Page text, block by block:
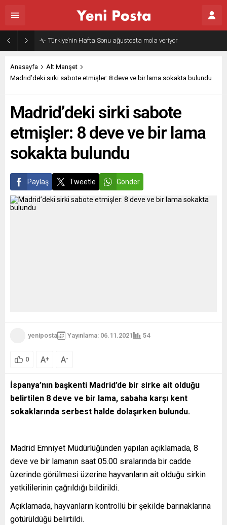
Türkiye’nin Hafta Sonu ağustosta mola veriyor
Anasayfa
Alt Manşet
Madrid’deki sirki sabote etmişler: 8 deve ve bir lama sokakta bulundu
Madrid’deki sirki sabote
etmişler: 8 deve ve bir lama
sokakta bulundu
Paylaş Tweetle Gönder
yeniposta Yayınlama: 06.11.2021 54
0 A+ A-
İspanya’nın başkenti Madrid’de bir sirke ait olduğu
belirtilen 8 deve ve bir lama, sabaha karşı kent
sokaklarında serbest halde dolaşırken bulundu.
Madrid Emniyet Müdürlüğünden yapılan açıklamada, 8
deve ve bir lamanın saat 05.00 sıralarında bir cadde
üzerinde görülmesi üzerine hayvanların ait olduğu sirkin
yetkililerinin çağrıldığı bildirildi.
Açıklamada, hayvanların kontrollü bir şekilde barınaklarına
götürüldüğü belirtildi.